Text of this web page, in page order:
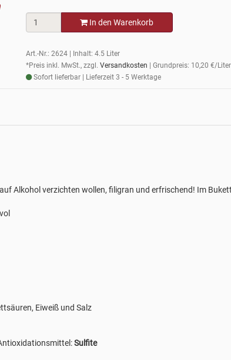
In den Warenkorb
Art.-Nr.: 2624 | Inhalt: 4.5 Liter
*Preis inkl. MwSt., zzgl. Versandkosten
| Grundpreis: 10,20 €/Liter
Sofort lieferbar | Lieferzeit 3 - 5 Werktage
Alkohol verzichten wollen, filigran und erfrischend! Im
Eiweiß und Salz
Sulfite